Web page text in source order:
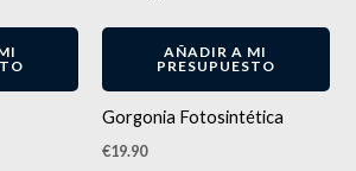
AÑADIR A MI
PRESUPUESTO
Gorgonia Fotosintética
€19.90